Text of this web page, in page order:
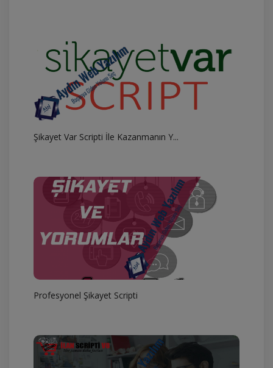
Şikayet Var Scripti İle Kazanmanın Y...
Profesyonel Şikayet Scripti